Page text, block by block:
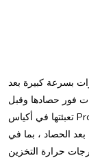
بسرعة كبيرة بعد
فور حصادها وقبل
تعبئتها في أكياس Prolong® MA / MH للتخلص من حرارة الفضاء. تحتوي
الحصاد ، بما في
حرارة التخزين